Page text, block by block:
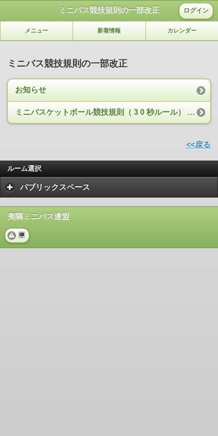
ミニバス競技規則の一部改正 ログイン
メニュー 新着情報 カレンダー
ミニバス競技規則の一部改正
お知らせ
ミニバスケットボール競技規則（ 3 0 秒ルール） 一部改正について
<<戻る
ルーム選択
パブリックスペース
夷隅ミニバス連盟